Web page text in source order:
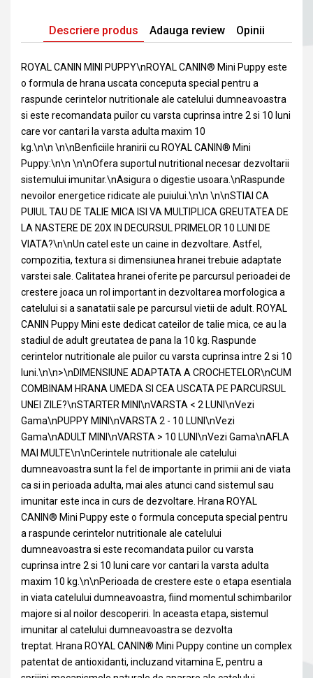
Descriere produs Adauga review Opinii
ROYAL CANIN MINI PUPPY\nROYAL CANIN® Mini Puppy este
o formula de hrana uscata conceputa special pentru a
raspunde cerintelor nutritionale ale catelului dumneavoastra
si este recomandata puilor cu varsta cuprinsa intre 2 si 10 luni
care vor cantari la varsta adulta maxim 10
kg.\n\n \n\nBenficiile hranirii cu ROYAL CANIN® Mini
Puppy:\n\n \n\nOfera suportul nutritional necesar dezvoltarii
sistemului imunitar.\nAsigura o digestie usoara.\nRaspunde
nevoilor energetice ridicate ale puiului.\n\n \n\nSTIAI CA
PUIUL TAU DE TALIE MICA ISI VA MULTIPLICA GREUTATEA DE
LA NASTERE DE 20X IN DECURSUL PRIMELOR 10 LUNI DE
VIATA?\n\nUn catel este un caine in dezvoltare. Astfel,
compozitia, textura si dimensiunea hranei trebuie adaptate
varstei sale. Calitatea hranei oferite pe parcursul perioadei de
crestere joaca un rol important in dezvoltarea morfologica a
catelului si a sanatatii sale pe parcursul vietii de adult. ROYAL
CANIN Puppy Mini este dedicat cateilor de talie mica, ce au la
stadiul de adult greutatea de pana la 10 kg. Raspunde
cerintelor nutritionale ale puilor cu varsta cuprinsa intre 2 si 10
luni.\n\n>\nDIMENSIUNE ADAPTATA A CROCHETELOR\nCUM
COMBINAM HRANA UMEDA SI CEA USCATA PE PARCURSUL
UNEI ZILE?\nSTARTER MINI\nVARSTA < 2 LUNI\nVezi
Gama\nPUPPY MINI\nVARSTA 2 - 10 LUNI\nVezi
Gama\nADULT MINI\nVARSTA > 10 LUNI\nVezi Gama\nAFLA
MAI MULTE\n\nCerintele nutritionale ale catelului
dumneavoastra sunt la fel de importante in primii ani de viata
ca si in perioada adulta, mai ales atunci cand sistemul sau
imunitar este inca in curs de dezvoltare. Hrana ROYAL
CANIN® Mini Puppy este o formula conceputa special pentru
a raspunde cerintelor nutritionale ale catelului
dumneavoastra si este recomandata puilor cu varsta
cuprinsa intre 2 si 10 luni care vor cantari la varsta adulta
maxim 10 kg.\n\nPerioada de crestere este o etapa esentiala
in viata catelului dumneavoastra, fiind momentul schimbarilor
majore si al noilor descoperiri. In aceasta etapa, sistemul
imunitar al catelului dumneavoastra se dezvolta
treptat. Hrana ROYAL CANIN® Mini Puppy contine un complex
patentat de antioxidanti, incluzand vitamina E, pentru a